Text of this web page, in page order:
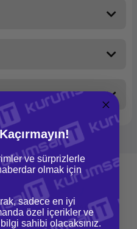
soru sorulmamış.
Sor
İade ve Değişim
Kolay iade ve değişim imkanı
ve sürprizlerle
olmak için
sadece en iyi
özel içerikler ve
sahibi olacaksınız.